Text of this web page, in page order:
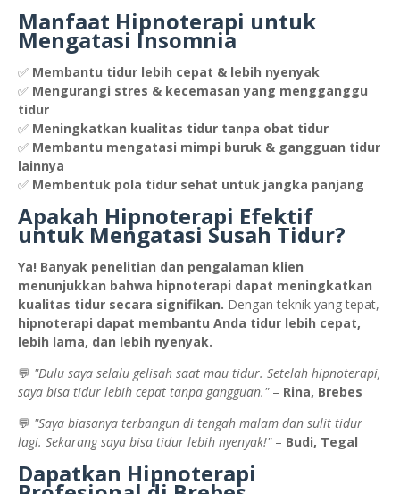
Manfaat Hipnoterapi untuk
Mengatasi Insomnia
✅ Membantu tidur lebih cepat & lebih nyenyak
✅ Mengurangi stres & kecemasan yang mengganggu
tidur
✅ Meningkatkan kualitas tidur tanpa obat tidur
✅ Membantu mengatasi mimpi buruk & gangguan tidur
lainnya
✅ Membentuk pola tidur sehat untuk jangka panjang
Apakah Hipnoterapi Efektif
untuk Mengatasi Susah Tidur?
Ya! Banyak penelitian dan pengalaman klien
menunjukkan bahwa hipnoterapi dapat meningkatkan
kualitas tidur secara signifikan. Dengan teknik yang tepat,
hipnoterapi dapat membantu Anda tidur lebih cepat,
lebih lama, dan lebih nyenyak.
💬 "Dulu saya selalu gelisah saat mau tidur. Setelah hipnoterapi,
saya bisa tidur lebih cepat tanpa gangguan."– Rina, Brebes
💬 "Saya biasanya terbangun di tengah malam dan sulit tidur
lagi. Sekarang saya bisa tidur lebih nyenyak!"– Budi, Tegal
Dapatkan Hipnoterapi